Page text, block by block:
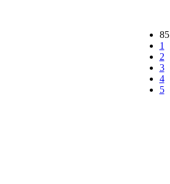
85
1
2
3
4
5